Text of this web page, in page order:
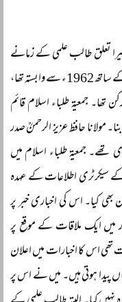
ساتھ میرا تعلق طالب علمی کے زمانے
سے ہوگیا تھا۔ میں اس سے قبل جمعیۃ علماء اسلام کے ساتھ 1962ء سے وابستہ تھا،
تھا۔ جمعیۃ طلباء اسلام قائم
مولانا حافظ عزیز الرحمنؒ صدر
تھے۔ جمعیۃ طلباء اسلام میں
کے سیکرٹری اطلاعات کے عہدہ
کیا۔ اس کی اخباری خبر پر
ایک ملاقات کے موقع پر
تھی اس کا اخبارات میں اعلان
پیدا ہوتی ہیں۔ میں نے اس پر